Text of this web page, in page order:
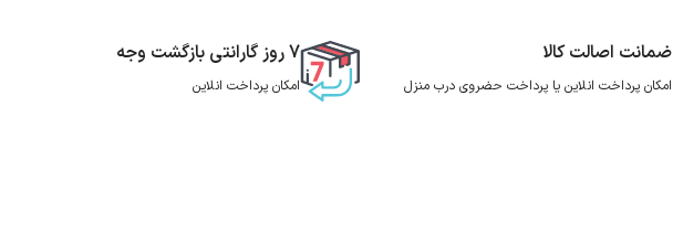
ضمانت اصالت کالا
امکان پرداخت انلاین یا پرداخت حضروی درب منزل
7 روز گارانتی بازگشت وجه
امکان پرداخت انلاین